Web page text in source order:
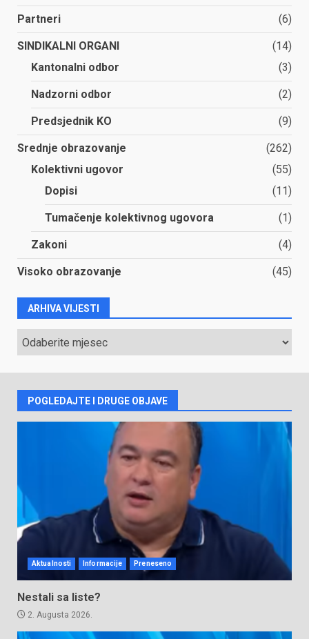
Partneri (6)
SINDIKALNI ORGANI
(14)
Kantonalni odbor
(3)
Nadzorni odbor (2)
Predsjednik KO (9)
Srednje obrazovanje
(262)
Kolektivni ugovor
(55)
Dopisi
(11)
Tumačenje kolektivnog ugovora (1)
Zakoni (4)
Visoko obrazovanje (45)
ARHIVA VIJESTI
ARHIVA
VIJESTI
POGLEDAJTE I DRUGE OBJAVE
Aktualnosti Informacije Preneseno
Nestali sa liste?
2. Augusta 2026.